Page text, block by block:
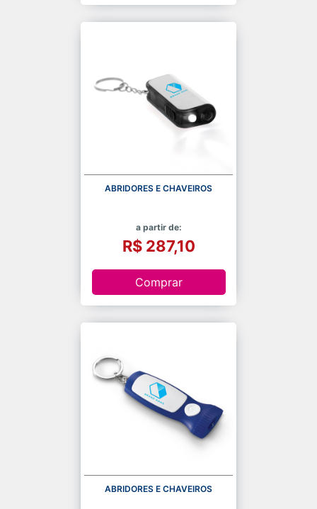
ABRIDORES E CHAVEIROS
a partir de:
R$ 287,10
Comprar
ABRIDORES E CHAVEIROS